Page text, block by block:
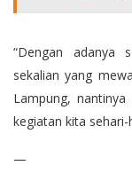
“Dengan adanya
sekalian yang
Lampung,
kegiatan kita sehari-
—